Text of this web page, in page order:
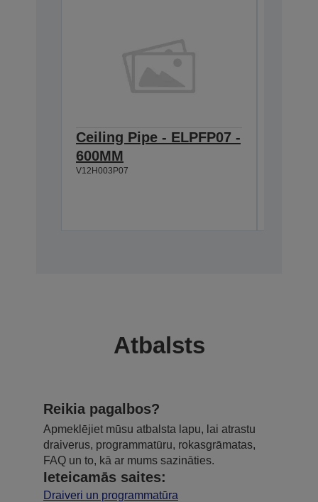
Ceiling Pipe - ELPFP07 -
600MM
V12H003P07
Atbalsts
Reikia pagalbos?
Apmeklējiet mūsu atbalsta lapu, lai atrastu
draiverus, programmatūru, rokasgrāmatas,
FAQ un to, kā ar mums sazināties.
Ieteicamās saites:
Draiveri un programmatūra